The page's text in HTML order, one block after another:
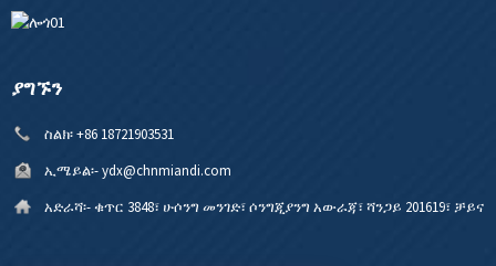
ያግኙን
ስልክ፡+86 18721903531
ኢሜይል፡-ydx@chnmiandi.com
አድራሻ፡-ቁጥር 3848፣ ሁሶንግ መንገድ፣ ሶንግጂያንግ አውራጃ፣ ሻንጋይ 201619፣ ቻይና